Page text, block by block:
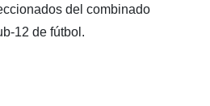
del combinado
12 de fútbol.